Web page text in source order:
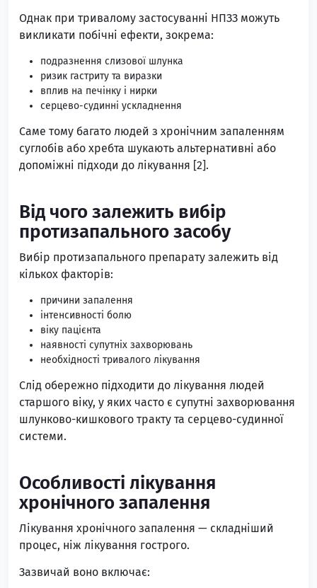
Однак при тривалому застосуванні НПЗЗ можуть
викликати побічні ефекти, зокрема:
подразнення слизової шлунка
ризик гастриту та виразки
вплив на печінку і нирки
серцево-судинні ускладнення
Саме тому багато людей з хронічним запаленням
суглобів або хребта шукають альтернативні або
допоміжні підходи до лікування [2].
Від чого залежить вибір
протизапального засобу
Вибір протизапального препарату залежить від
кількох факторів:
причини запалення
інтенсивності болю
віку пацієнта
наявності супутніх захворювань
необхідності тривалого лікування
Слід обережно підходити до лікування людей
старшого віку, у яких часто є супутні захворювання
шлунково-кишкового тракту та серцево-судинної
системи.
Особливості лікування
хронічного запалення
Лікування хронічного запалення — складніший
процес, ніж лікування гострого.
Зазвичай воно включає: